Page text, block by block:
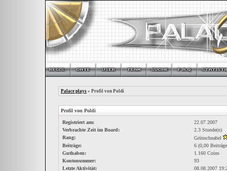
Palace plays » Profil von Poldi
Profil von Poldi
Registriert am:
22.07.2007
Verbrachte Zeit im Board:
2.3 Stunde(n)
Rang:
Grünschnabel
Beiträge:
6 (0,00
Guthaben:
1.160 Coins
Kontonummer:
93
Letzte Aktivität:
08.08.2007